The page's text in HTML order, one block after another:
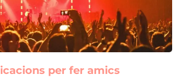
per fer amics